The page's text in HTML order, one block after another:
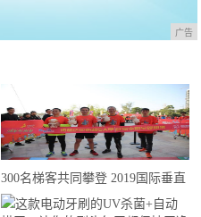
广告
300名梯客共同攀登 2019国际垂直
马拉松超级精英赛顺德海骏达中心